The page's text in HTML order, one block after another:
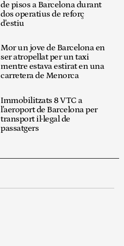
de pisos a Barcelona durant
dos operatius de reforç
d'estiu
Mor un jove de Barcelona en
ser atropellat per un taxi
mentre estava estirat en una
carretera de Menorca
Immobilitzats 8 VTC a
l'aeroport de Barcelona per
transport il·legal de
passatgers